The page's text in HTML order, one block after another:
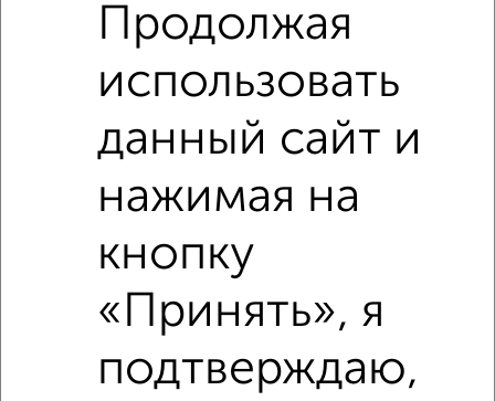
4‑комнатные квартиры с похожей площадью ±10%
8 050 000
7 903 950
Продолжая
использовать
данный сайт и
нажимая на
кнопку
«Принять», я
подтверждаю,